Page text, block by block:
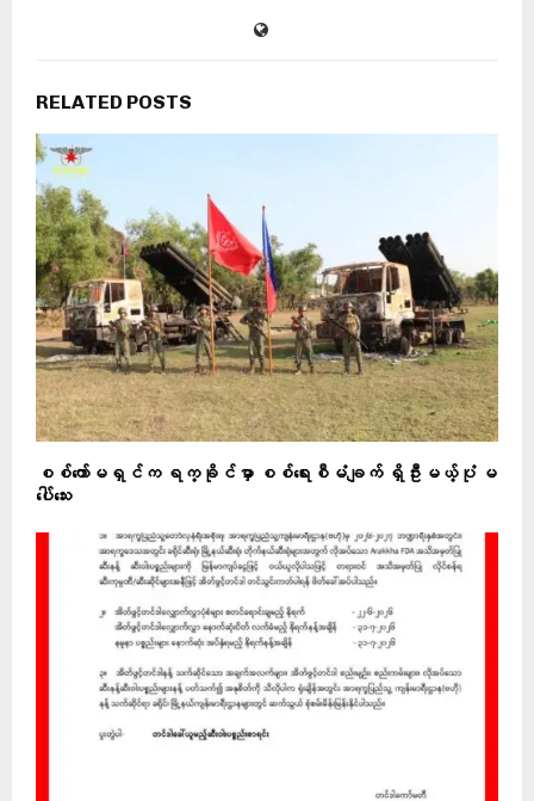
RELATED POSTS
စစ်ကော်မရှင်က ရက္ခိုင်မှာ စစ်ရေးစီမံချက် ရှိဦးမယ့်ပုံ မ
ပေါ်သေး